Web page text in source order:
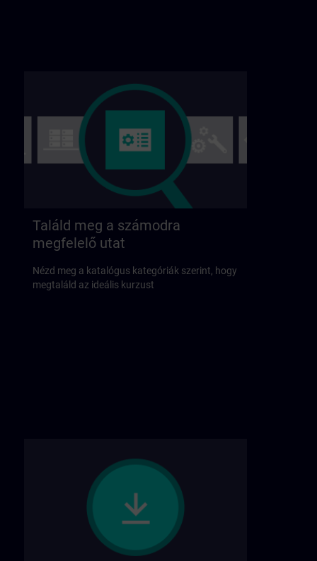
Találd meg a számodra
megfelelő utat
Nézd meg a katalógus kategóriák szerint, hogy
megtaláld az ideális kurzust